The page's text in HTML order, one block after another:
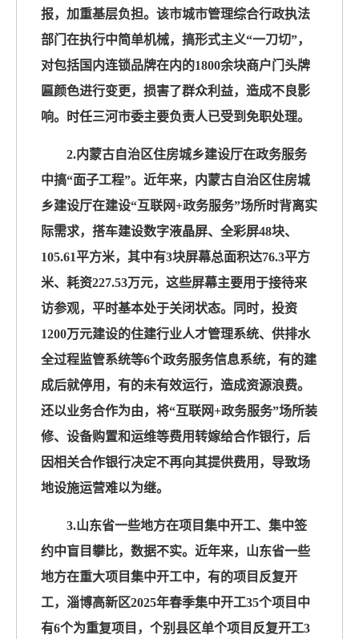
报，加重基层负担。该市城市管理综合行政执法
部门在执行中简单机械，搞形式主义“一刀切”，
对包括国内连锁品牌在内的1800余块商户门头牌
匾颜色进行变更，损害了群众利益，造成不良影
响。时任三河市委主要负责人已受到免职处理。
2.内蒙古自治区住房城乡建设厅在政务服务
中搞“面子工程”。近年来，内蒙古自治区住房城
乡建设厅在建设“互联网+政务服务”场所时背离实
际需求，搭车建设数字液晶屏、全彩屏48块、
105.61平方米，其中有3块屏幕总面积达76.3平方
米、耗资227.53万元，这些屏幕主要用于接待来
访参观，平时基本处于关闭状态。同时，投资
1200万元建设的住建行业人才管理系统、供排水
全过程监管系统等6个政务服务信息系统，有的建
成后就停用，有的未有效运行，造成资源浪费。
还以业务合作为由，将“互联网+政务服务”场所装
修、设备购置和运维等费用转嫁给合作银行，后
因相关合作银行决定不再向其提供费用，导致场
地设施运营难以为继。
3.山东省一些地方在项目集中开工、集中签
约中盲目攀比，数据不实。近年来，山东省一些
地方在重大项目集中开工中，有的项目反复开
工，淄博高新区2025年春季集中开工35个项目中
有6个为重复项目，个别县区单个项目反复开工3